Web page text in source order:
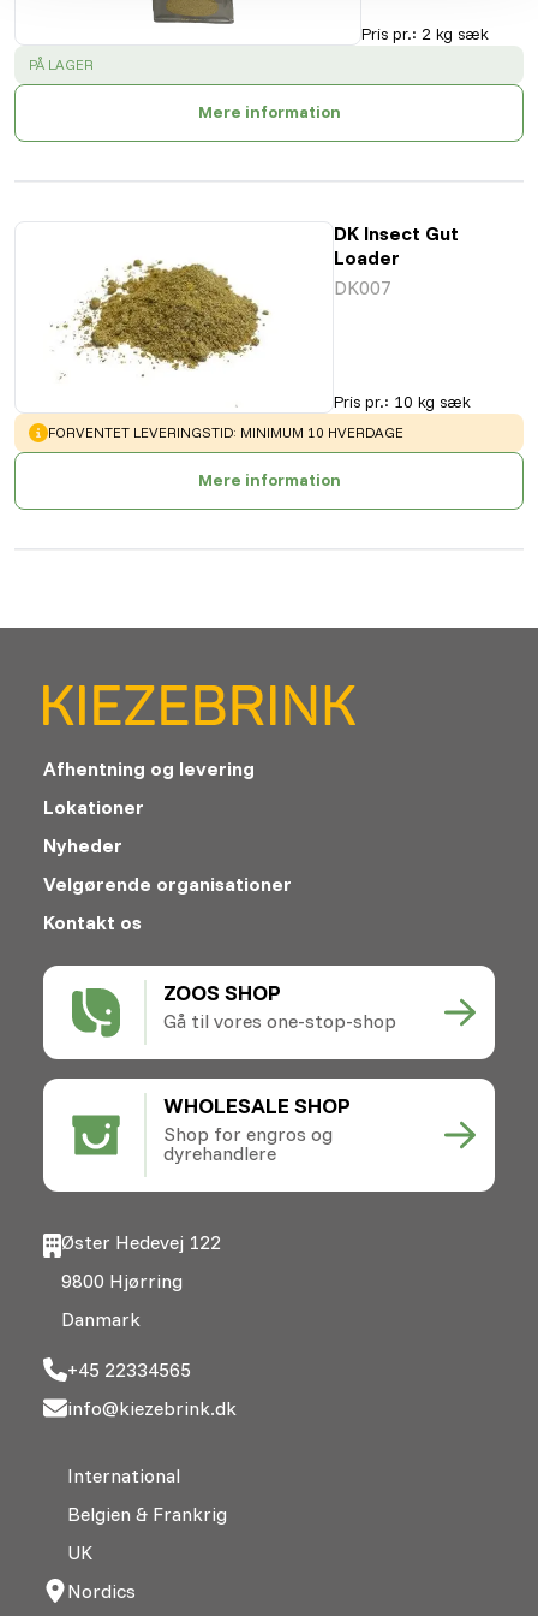
Pris pr.: 2 kg sæk
SUCCESS
PÅ LAGER
Mere information
DK Insect Gut
Loader
DK007
Pris pr.: 10 kg sæk
WARNING:
FORVENTET LEVERINGSTID: MINIMUM 10 HVERDAGE
Mere information
ZOOS SHOP
Gå til vores one-stop-shop
WHOLESALE SHOP
Shop for engros og
dyrehandlere
Afhentning og levering
Lokationer
Nyheder
Velgørende organisationer
Kontakt os
Øster Hedevej 122
9800 Hjørring
Danmark
+45 22334565
info@kiezebrink.dk
International
Belgien & Frankrig
UK
Nordics